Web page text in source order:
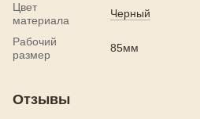
Цвет
материала
Черный
Рабочий
размер
85мм
Отзывы